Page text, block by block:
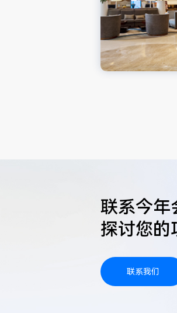
联系今年
探讨您的
联系我们